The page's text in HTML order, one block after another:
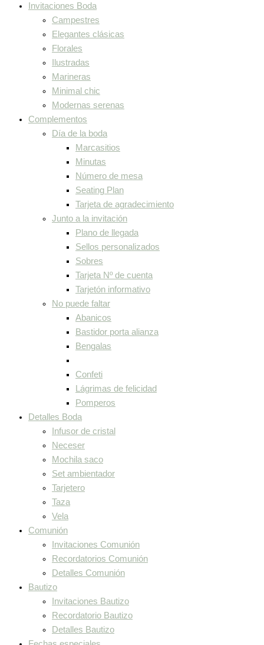
Invitaciones Boda
Campestres
Elegantes clásicas
Florales
Ilustradas
Marineras
Minimal chic
Modernas serenas
Complementos
Día de la boda
Marcasitios
Minutas
Número de mesa
Seating Plan
Tarjeta de agradecimiento
Junto a la invitación
Plano de llegada
Sellos personalizados
Sobres
Tarjeta Nº de cuenta
Tarjetón informativo
No puede faltar
Abanicos
Bastidor porta alianza
Bengalas
Confeti
Lágrimas de felicidad
Pomperos
Detalles Boda
Infusor de cristal
Neceser
Mochila saco
Set ambientador
Tarjetero
Taza
Vela
Comunión
Invitaciones Comunión
Recordatorios Comunión
Detalles Comunión
Bautizo
Invitaciones Bautizo
Recordatorio Bautizo
Detalles Bautizo